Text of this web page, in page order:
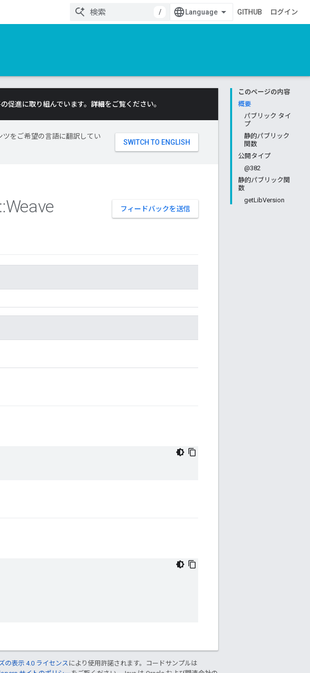
/
GITHUB ログイン
このページの内容
概要
パブリック タイ
プ
静的パブリック
関数
公開タイプ
@382
静的パブリック関
数
getLibVersion
促進に取り組んでいます。 詳細をご覧ください。
ツをご希望の言語に翻訳してい
フィードバックを送信
::Weave
の表示 4.0 ライセンス により使用許諾されます。コードサンプルは